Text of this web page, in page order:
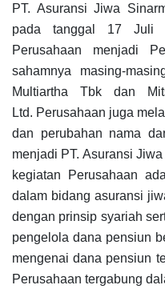
PT. Asuransi Jiwa
pada tanggal 17 Juli
Perusahaan menjadi
sahamnya masing-
Multiartha Tbk dan
Ltd. Perusahaan juga
dan perubahan nama
menjadi PT. Asuransi
kegiatan Perusahaan
dalam bidang asuransi
dengan prinsip syariah
pengelola dana pensiun
mengenai dana pensiun
Perusahaan tergabung